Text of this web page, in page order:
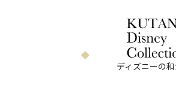
ディズニーの